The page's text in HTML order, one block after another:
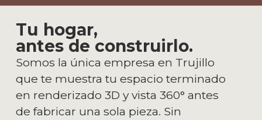
Tu hogar,
antes de construirlo.
Somos la única empresa en Trujillo
que te muestra tu espacio terminado
en renderizado 3D y vista 360° antes
de fabricar una sola pieza. Sin